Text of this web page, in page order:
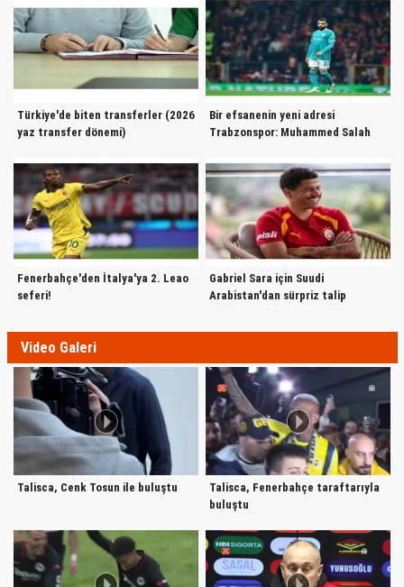
Trivante Stewart
Maccabi Haifa Gaziantep BB
Kiralık
Kerim Calhanoglu
Vukovar 91 Gaziantep BB
Umut Bozok
Eyüpspor İstanbul Başakşehir
Türkiye'de biten transferler (2026
yaz transfer dönemi)
Bir efsanenin yeni adresi
Trabzonspor: Muhammed Salah
Fenerbahçe'den İtalya'ya 2. Leao
seferi!
Gabriel Sara için Suudi
Arabistan'dan sürpriz talip
Video Galeri
Talisca, Cenk Tosun ile buluştu
Talisca, Fenerbahçe taraftarıyla
buluştu